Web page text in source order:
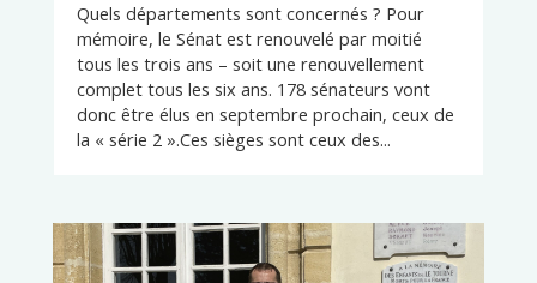
Quels départements sont concernés ? Pour
mémoire, le Sénat est renouvelé par moitié
tous les trois ans – soit une renouvellement
complet tous les six ans. 178 sénateurs vont
donc être élus en septembre prochain, ceux de
la « série 2 ».Ces sièges sont ceux des...